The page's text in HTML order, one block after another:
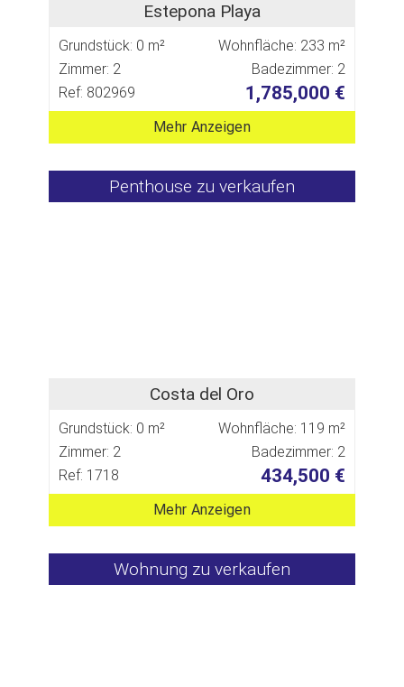
Estepona Playa
Grundstück: 0 m²
Wohnfläche: 233 m²
Zimmer: 2
Badezimmer: 2
Ref: 802969
1,785,000 €
Mehr Anzeigen
Penthouse zu verkaufen
Costa del Oro
Grundstück: 0 m²
Wohnfläche: 119 m²
Zimmer: 2
Badezimmer: 2
Ref: 1718
434,500 €
Mehr Anzeigen
Wohnung zu verkaufen